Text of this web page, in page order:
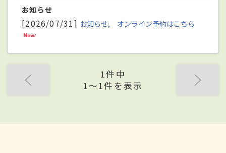
お知らせ
[2026/07/31] お知らせ, オンライン予約はこちら
1件中
1〜1件を表示